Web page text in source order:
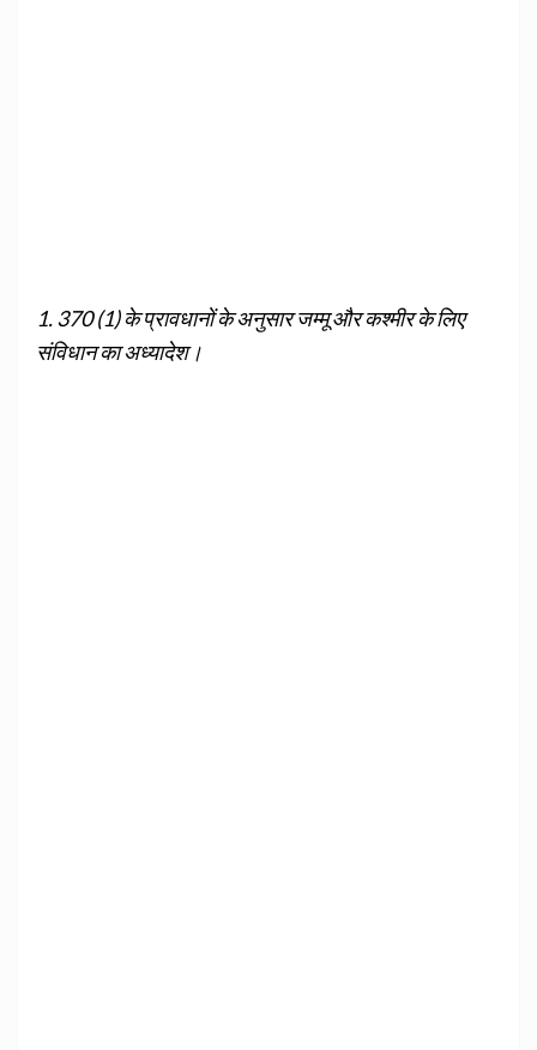
1. 370 (1) के प्रावधानों के अनुसार जम्मू और कश्मीर के लिए
संविधान का अध्यादेश।